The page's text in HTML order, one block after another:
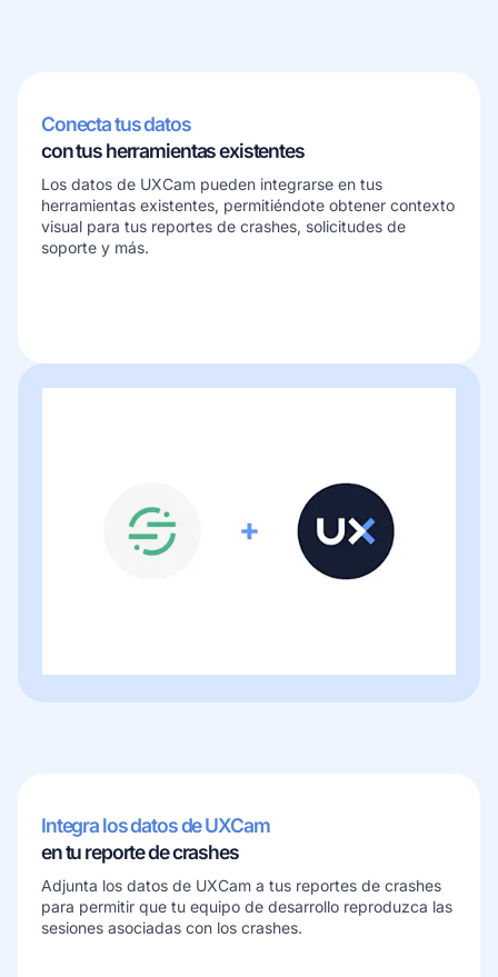
Casos de éxito
Historias inspiradoras de clientes reales
Conecta tus datos
con tus herramientas existentes
Los datos de UXCam pueden integrarse en tus
herramientas existentes, permitiéndote obtener contexto
visual para tus reportes de crashes, solicitudes de
soporte y más.
Integra los datos de UXCam
en tu reporte de crashes
Adjunta los datos de UXCam a tus reportes de crashes
para permitir que tu equipo de desarrollo reproduzca las
sesiones asociadas con los crashes.